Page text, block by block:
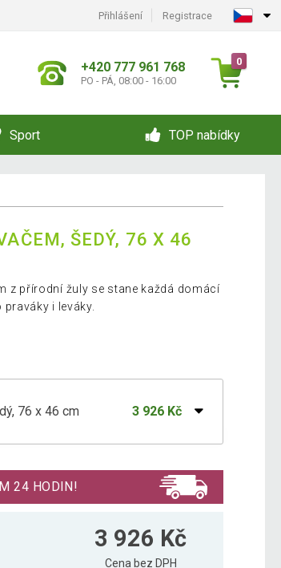
Přihlášení Registrace
+420 777 961 768
PO - PÁ, 08:00 - 16:00
0
Sport TOP nabídky
ŠEDÝ, 76 X 46
z přírodní žuly se stane každá domácí
i leváky.
76 x 46 cm 3 926 Kč
76 x 46 cm 5 046 Kč
24 HODIN!
3 926 Kč
Cena bez DPH